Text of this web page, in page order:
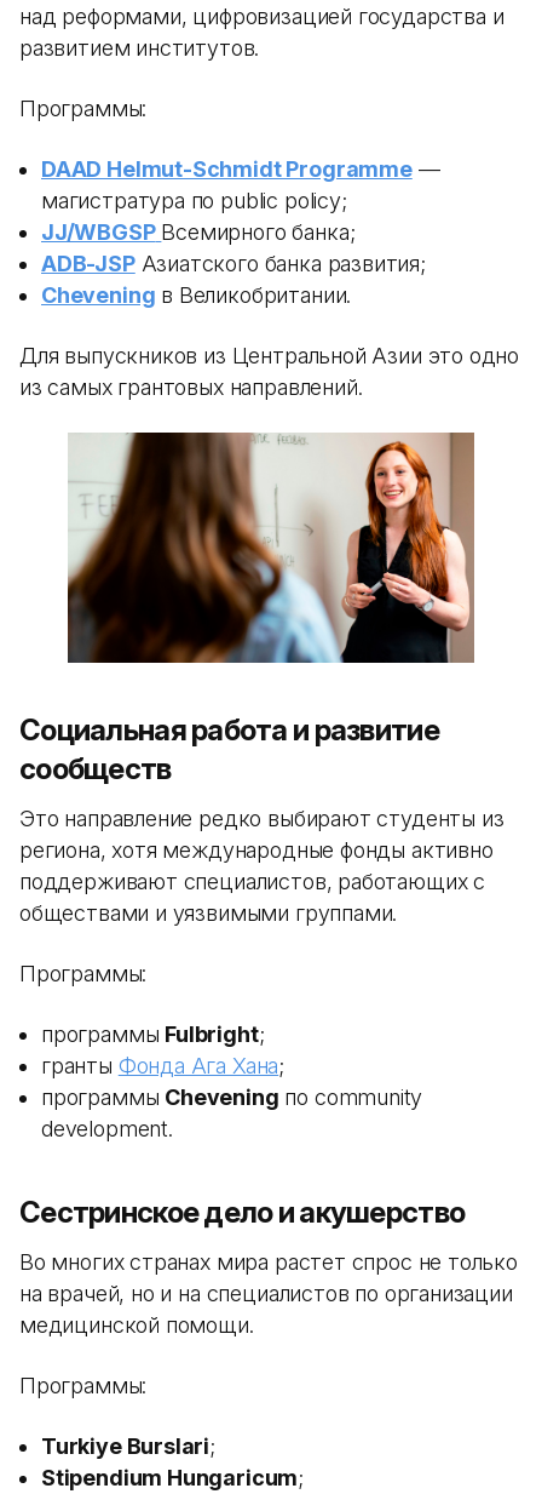
над реформами, цифровизацией государства и
развитием институтов.
Программы:
DAAD Helmut-Schmidt Programme—
магистратура по public policy;
JJ/WBGSP Всемирного банка;
ADB-JSPАзиатского банка развития;
Chevening в Великобритании.
Для выпускников из Центральной Азии это одно
из самых грантовых направлений.
Социальная работа и развитие
сообществ
Это направление редко выбирают студенты из
региона, хотя международные фонды активно
поддерживают специалистов, работающих с
обществами и уязвимыми группами.
Программы:
программы Fulbright;
гранты Фонда Ага Хана;
программы Chevening по community
development.
Сестринское дело и акушерство
Во многих странах мира растет спрос не только
на врачей, но и на специалистов по организации
медицинской помощи.
Программы:
Turkiye Burslari;
Stipendium Hungaricum;